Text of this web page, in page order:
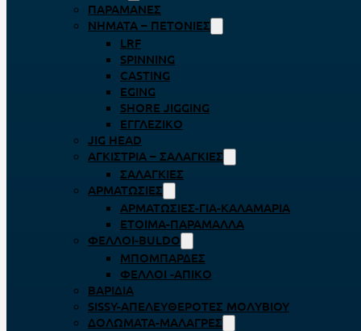
ΠΑΡΑΜΆΝΕΣ
ΝΉΜΑΤΑ – ΠΕΤΟΝΙΈΣ
LRF
SPINNING
CASTING
EGING
SHORE JIGGING
ΕΓΓΛΈΖΙΚΟ
JIG HEAD
ΑΓΚΊΣΤΡΙΑ – ΣΑΛΑΓΚΙΈΣ
ΣΑΛΑΓΚΙΈΣ
ΑΡΜΑΤΩΣΙΈΣ
ΑΡΜΑΤΩΣΙΈΣ-ΓΙΑ-ΚΑΛΑΜΆΡΙΑ
ΈΤΟΙΜΑ-ΠΑΡΆΜΑΛΛΑ
ΦΕΛΛΟΊ-BULDO
ΜΠΟΜΠΆΡΔΕΣ
ΦΕΛΛΟΊ -ΑΠΊΚΟ
ΒΑΡΊΔΙΑ
SISSY-ΑΠΕΛΕΥΘΕΡΟΤΈΣ ΜΟΛΥΒΙΟΎ
ΔΟΛΏΜΑΤΑ-ΜΑΛΆΓΡΕΣ